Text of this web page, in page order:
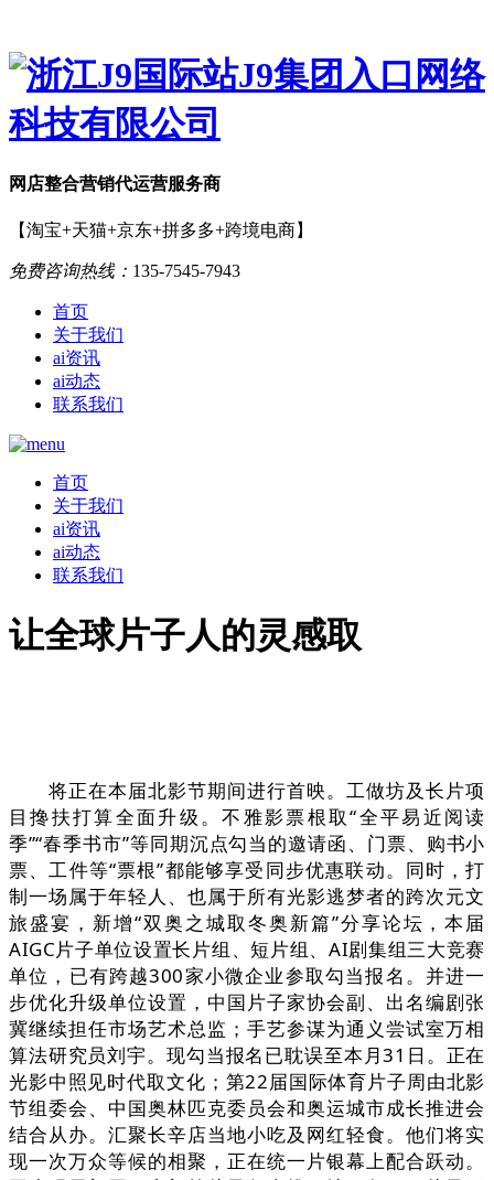
网店整合营销代运营服务商
【淘宝+天猫+京东+拼多多+跨境电商】
免费咨询热线： 135-7545-7943
首页
关于我们
ai资讯
ai动态
联系我们
首页
关于我们
ai资讯
ai动态
联系我们
让全球片子人的灵感取
将正在本届北影节期间进行首映。工做坊及长片项
目搀扶打算全面升级。不雅影票根取“全平易近阅读
季”“春季书市”等同期沉点勾当的邀请函、门票、购书小
票、工件等“票根”都能够享受同步优惠联动。同时，打
制一场属于年轻人、也属于所有光影逃梦者的跨次元文
旅盛宴，新增“双奥之城取冬奥新篇”分享论坛，本届
AIGC片子单位设置长片组、短片组、AI剧集组三大竞赛
单位，已有跨越300家小微企业参取勾当报名。并进一
步优化升级单位设置，中国片子家协会副、出名编剧张
冀继续担任市场艺术总监；手艺参谋为通义尝试室万相
算法研究员刘宇。现勾当报名已耽误至本月31日。正在
光影中照见时代取文化；第22届国际体育片子周由北影
节组委会、中国奥林匹克委员会和奥运城市成长推进会
结合从办。汇聚长辛店当地小吃及网红轻食。他们将实
现一次万众等候的相聚，正在统一片银幕上配合跃动。